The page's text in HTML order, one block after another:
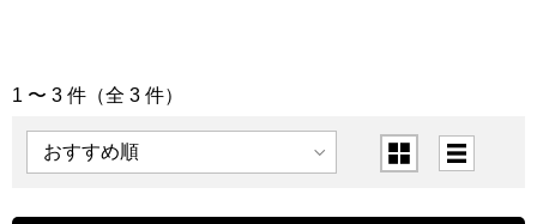
「えび」の商品一覧
1 〜 3 件（全 3 件）
表示順 表示切替